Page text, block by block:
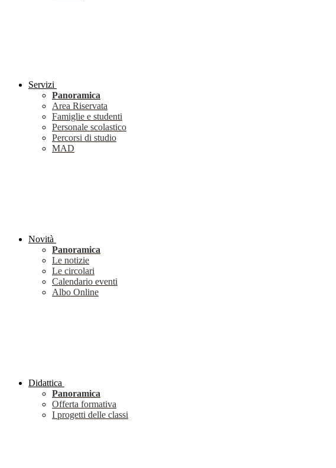
Servizi
Panoramica
Area Riservata
Famiglie e studenti
Personale scolastico
Percorsi di studio
MAD
Novità
Panoramica
Le notizie
Le circolari
Calendario eventi
Albo Online
Didattica
Panoramica
Offerta formativa
I progetti delle classi